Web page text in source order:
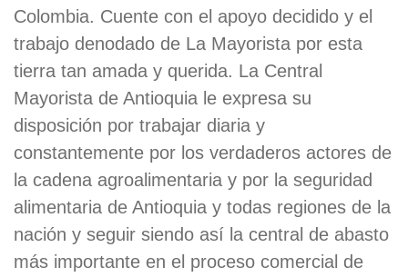
Colombia. Cuente con el apoyo decidido y el
trabajo denodado de La Mayorista por esta
tierra tan amada y querida. La Central
Mayorista de Antioquia le expresa su
disposición por trabajar diaria y
constantemente por los verdaderos actores de
la cadena agroalimentaria y por la seguridad
alimentaria de Antioquia y todas regiones de la
nación y seguir siendo así la central de abasto
más importante en el proceso comercial de